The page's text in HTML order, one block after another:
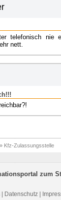
telefonisch nie
nett.
Kfz-Zulassungsstelle
zum
Datenschutz